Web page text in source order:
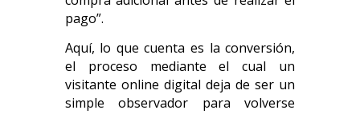
pago”.
Aquí, lo que cuenta es la conversión,
el proceso mediante el cual un
visitante online digital deja de ser un
simple observador para volverse